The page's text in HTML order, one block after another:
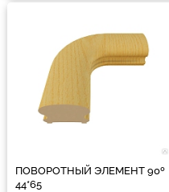
ПОВОРОТНЫЙ ЭЛЕМЕНТ 90º
44*65